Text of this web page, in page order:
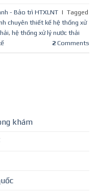
- Bảo trì HTXLNT | Tagged
chuyên thiết kế hệ thống xử
, hệ thống xử lý nước thải
2 Comments
khám